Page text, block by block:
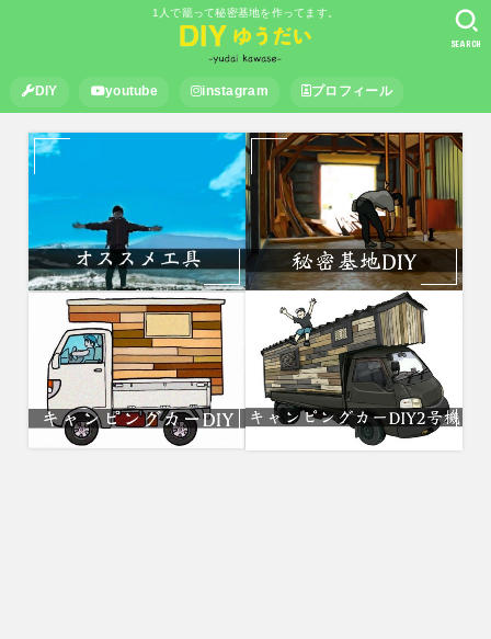
1人で籠って秘密基地を作ってます。
DIY youtube instagram プロフィール
SEARCH